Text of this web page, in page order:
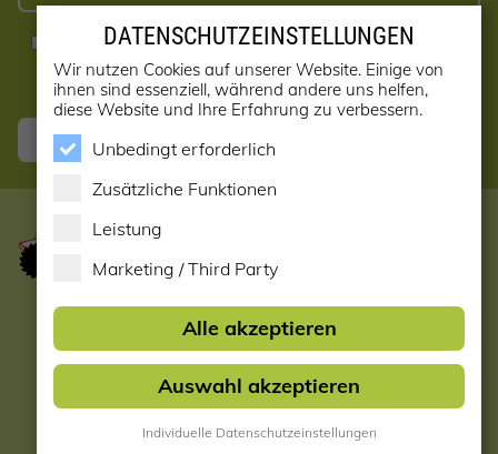
Ja, ich möchte den Newsletter erhalten! (kann jederzeit
abbestellt werden)
Anmelden
Startseite
Datenschutzerklärung
Impressum & AGB
DATENSCHUTZEINSTELLUNGEN
Wir nutzen Cookies auf unserer Website. Einige von
ihnen sind essenziell, während andere uns helfen,
diese Website und Ihre Erfahrung zu verbessern.
Unbedingt erforderlich
Zusätzliche Funktionen
Leistung
Marketing / Third Party
Alle akzeptieren
Auswahl akzeptieren
Individuelle Datenschutzeinstellungen